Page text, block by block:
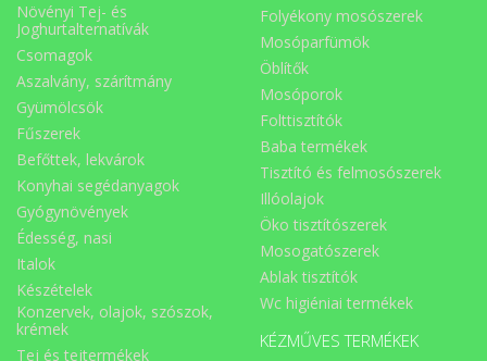
Növényi Tej- és
Joghurtalternatívák
Csomagok
Aszalvány, szárítmány
Gyümölcsök
Fűszerek
Befőttek, lekvárok
Konyhai segédanyagok
Gyógynövények
Édesség, nasi
Italok
Készételek
Konzervek, olajok, szószok,
krémek
Tej és tejtermékek
Folyékony mosószerek
Mosóparfümök
Öblítők
Mosóporok
Folttisztítók
Baba termékek
Tisztító és felmosószerek
Illóolajok
Öko tisztítószerek
Mosogatószerek
Ablak tisztítók
Wc higiéniai termékek
KÉZMŰVES TERMÉKEK